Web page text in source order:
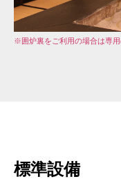
※囲炉裏をご利用の場合は専用
標準設備